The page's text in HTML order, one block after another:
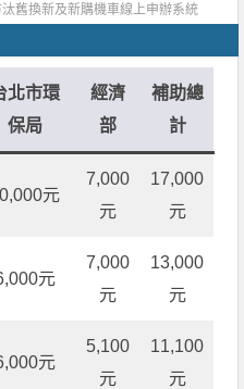
汰舊換新及新購機車線上申辦系統
北市環
保局
經濟
部
補助總
計
元
7,000
元
17,000
元
元
7,000
元
13,000
元
元
5,100
元
11,100
元